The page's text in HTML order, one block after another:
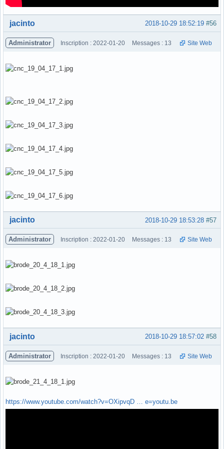
Hors ligne #56
2018-10-29 18:52:19
jacinto
Administrator Inscription : 2022-01-20 Messages : 13 Site Web
Hors ligne #57
2018-10-29 18:53:28
jacinto
Administrator Inscription : 2022-01-20 Messages : 13 Site Web
Hors ligne #58
2018-10-29 18:57:02
jacinto
Administrator Inscription : 2022-01-20 Messages : 13 Site Web
https://www.youtube.com/watch?v=OXipvqD … e=youtu.be